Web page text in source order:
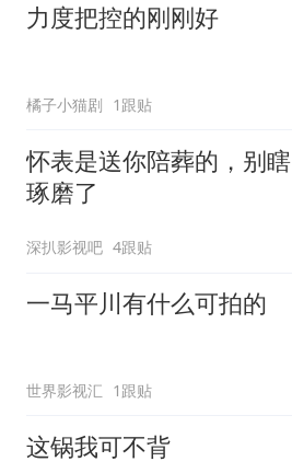
力度把控的刚刚好
橘子小猫剧 1跟贴
怀表是送你陪葬的，别瞎
琢磨了
深扒影视吧 4跟贴
一马平川有什么可拍的
世界影视汇 1跟贴
这锅我可不背